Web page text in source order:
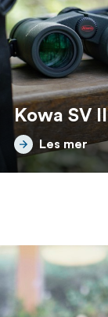
Kowa SV
Les mer